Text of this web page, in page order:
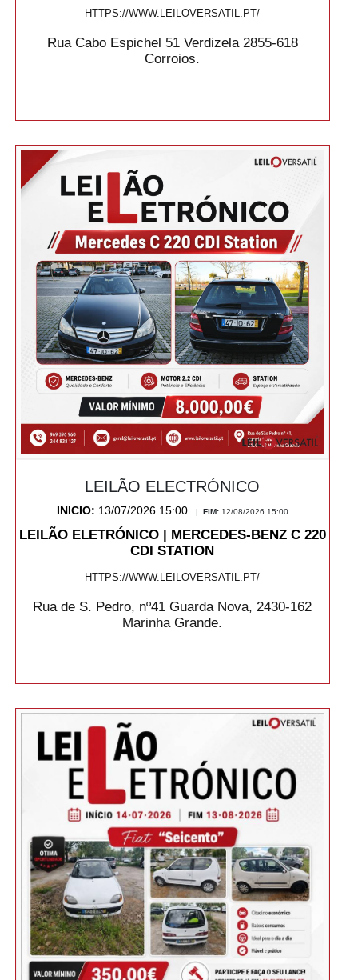
HTTPS://WWW.LEILOVERSATIL.PT/
Rua Cabo Espichel 51 Verdizela 2855-618
Corroios.
LEILÃO ELECTRÓNICO
INICIO: 13/07/2026 15:00 | FIM: 12/08/2026 15:00
LEILÃO ELETRÓNICO | MERCEDES-BENZ C 220
CDI STATION
HTTPS://WWW.LEILOVERSATIL.PT/
Rua de S. Pedro, nº41 Guarda Nova, 2430-162
Marinha Grande.